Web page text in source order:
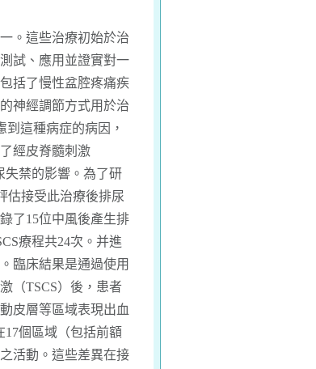
。這些治療初始於治
試、應用並證實對一
括了慢性盆腔疼痛疾
神經調節方式用於治
這種病症的病因，
經皮脊髓刺激
失禁的影響。為了研
估接受此治療後排尿
了15位中風後產生排
療程共24次。并進
臨床結果是通過使用
（TSCS）後，患者
皮層等區域表現出血
個區域（包括前額
活動。這些差異在接